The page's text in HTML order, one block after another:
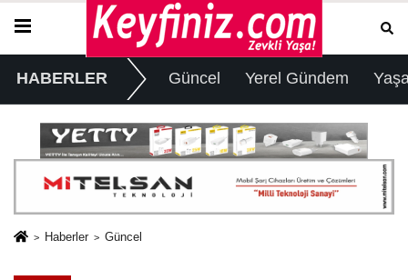
HABERLER Güncel Yerel Gündem
Haberler Güncel